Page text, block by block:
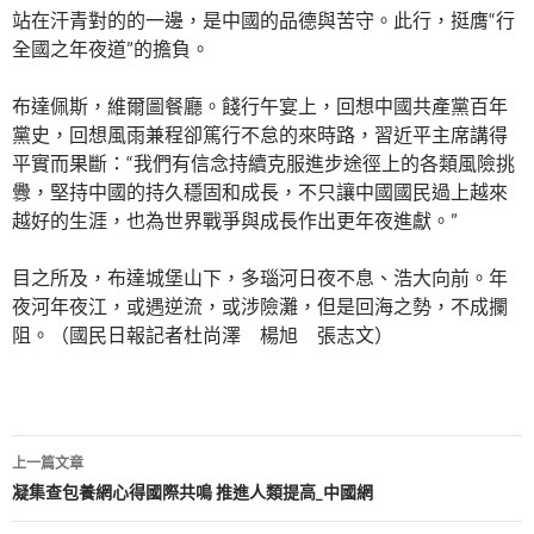
站在汗青對的的一邊，是中國的品德與苦守。此行，挺膺“行
全國之年夜道”的擔負。
布達佩斯，維爾圖餐廳。餞行午宴上，回想中國共產黨百年
黨史，回想風雨兼程卻篤行不怠的來時路，習近平主席講得
平實而果斷：“我們有信念持續克服進步途徑上的各類風險挑
釁，堅持中國的持久穩固和成長，不只讓中國國民過上越來
越好的生涯，也為世界戰爭與成長作出更年夜進獻。”
目之所及，布達城堡山下，多瑙河日夜不息、浩大向前。年
夜河年夜江，或遇逆流，或涉險灘，但是回海之勢，不成攔
阻。（國民日報記者杜尚澤 楊旭 張志文）
文
章
上一篇文章
凝集查包養網心得國際共鳴 推進人類提高_中國網